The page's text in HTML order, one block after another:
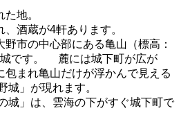
地。
酒蔵が4軒あります。
市の中心部にある亀山（標高：
城です。 麓には城下町が広が
包まれ亀山だけが浮かんで見える
城」が現れます。
」は、雲海の下がすぐ城下町で